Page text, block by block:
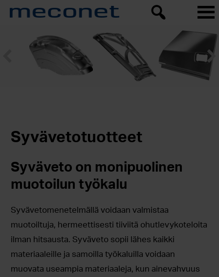
Syvävetotuotteet
Syväveto on monipuolinen
muotoilun työkalu
Syvävetomenetelmällä voidaan valmistaa
muotoiltuja, hermeettisesti tiiviitä ohutlevykoteloita
ilman hitsausta. Syväveto sopii lähes kaikki
materiaaleille ja samoilla työkaluilla voidaan
muovata useampia materiaaleja, kun ainevahvuus